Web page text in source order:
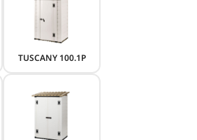
TUSCANY 100.1P